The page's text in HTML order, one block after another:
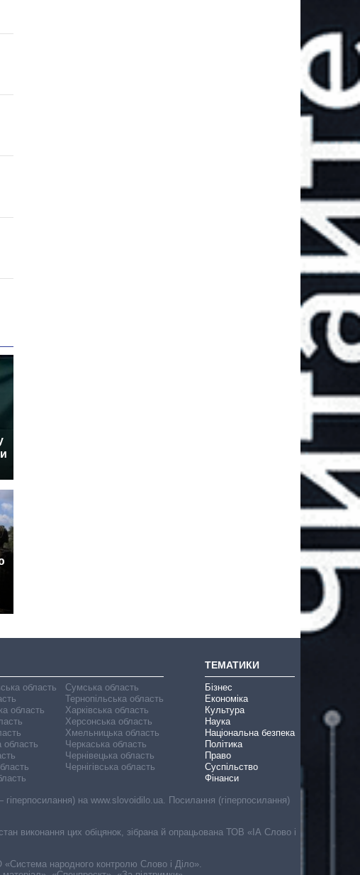
область
область
область
Сумська область
Тернопільська область
Харківська область
Херсонська область
Хмельницька область
Черкаська область
Чернівецька область
Чернігівська область
ТЕМАТИКИ
Бізнес
Економіка
Культура
Наука
Національна безпека
Політика
Право
Суспільство
Фінанси
на www.slovoidilo.ua. Посилання (гіперпосилання)
виконання цих обіцянок, зібрана й опрацьована ТОВ «ІА Слово і
«Система народного контролю Слово і Діло».